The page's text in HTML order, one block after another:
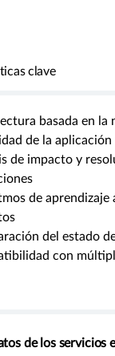
clave
basada en la
de la aplicación
de impacto y
de aprendizaje
del estado
con
de los servicios